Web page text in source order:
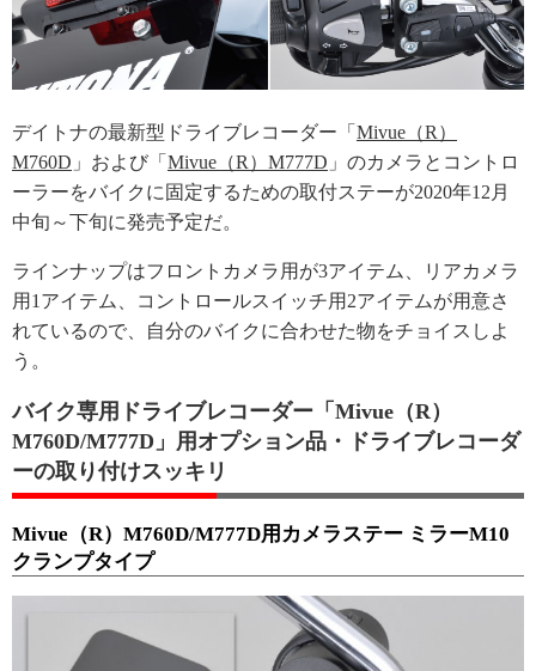
デイトナの最新型ドライブレコーダー「 Mivue（R）
M760D 」および「 Mivue（R）M777D 」のカメラとコントロ
ーラーをバイクに固定するための取付ステーが2020年12月
中旬～下旬に発売予定だ。
ラインナップはフロントカメラ用が3アイテム、リアカメラ
用1アイテム、コントロールスイッチ用2アイテムが用意さ
れているので、自分のバイクに合わせた物をチョイスしよ
う。
バイク専用ドライブレコーダー「Mivue（R）
M760D/M777D」用オプション品・ドライブレコーダ
ーの取り付けスッキリ
Mivue（R）M760D/M777D用カメラステー ミラーM10
クランプタイプ